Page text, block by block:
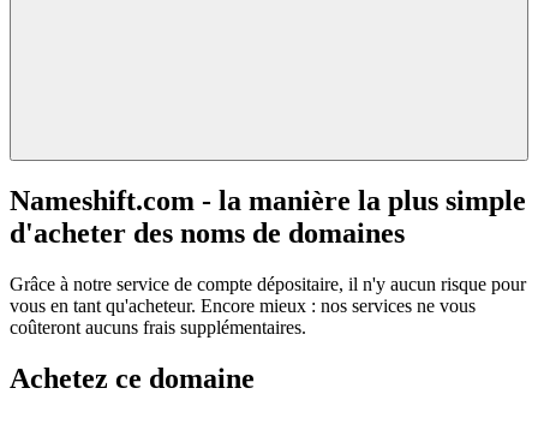
Nameshift.com - la manière la plus simple
d'acheter des noms de domaines
Grâce à notre service de compte dépositaire, il n'y aucun risque pour
vous en tant qu'acheteur. Encore mieux : nos services ne vous
coûteront aucuns frais supplémentaires.
Achetez ce domaine